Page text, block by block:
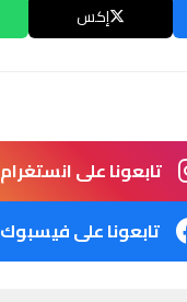
إكس
تابعونا على انستغرام
تابعونا على فيسبوك